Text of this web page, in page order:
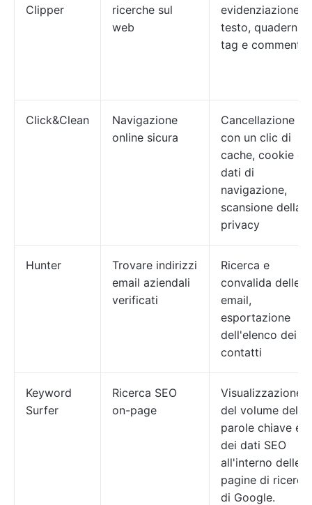
Clipper
ricerche sul
web
evidenziazione di
testo, quaderni,
tag e commenti
Click&Clean
Navigazione
online sicura
Cancellazione
con un clic di
cache, cookie e
dati di
navigazione,
scansione della
privacy
Hunter
Trovare indirizzi
email aziendali
verificati
Ricerca e
convalida delle
email,
esportazione
dell'elenco dei
contatti
Keyword
Surfer
Ricerca SEO
on-page
Visualizzazione
del volume delle
parole chiave e
dei dati SEO
all'interno delle
pagine di ricerca
di Google.